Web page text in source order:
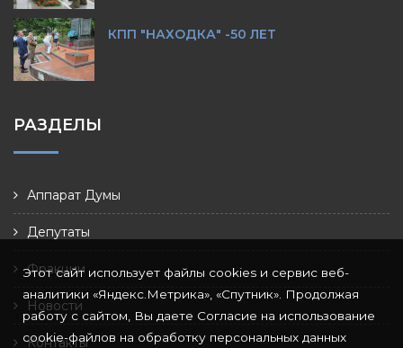
КПП "НАХОДКА" -50 ЛЕТ
РАЗДЕЛЫ
Аппарат Думы
Депутаты
Фракции
Новости
Контакты
Этот сайт использует файлы cookies и сервис веб-
аналитики «Яндекс.Метрика», «Спутник». Продолжая
работу с сайтом, Вы даете Согласие на использование
cookie-файлов на обработку персональных данных